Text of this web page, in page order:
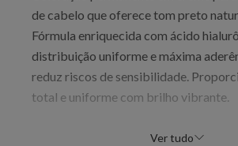
de cabelo que oferece tom preto
Fórmula enriquecida com ácido
distribuição uniforme e máxima
reduz riscos de sensibilidade.
total e uniforme com brilho vibrante.
Ver tudo